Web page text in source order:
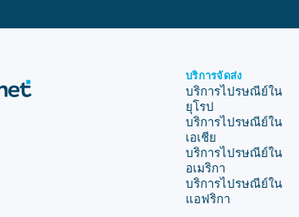
บริการจัดส่ง
บริการไปรษณีย์ใน
ยุโรป
บริการไปรษณีย์ใน
เอเชีย
บริการไปรษณีย์ใน
อเมริกา
บริการไปรษณีย์ใน
แอฟริกา